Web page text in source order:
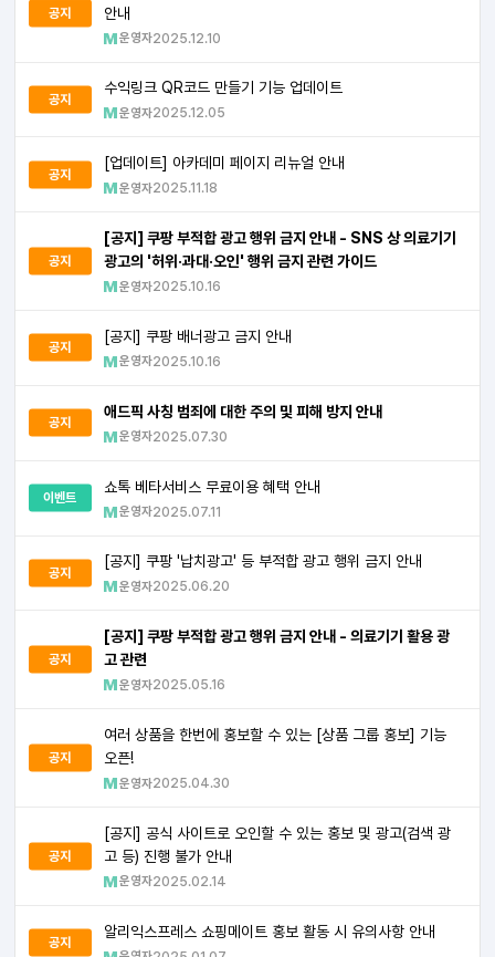
공지
안내
운영자2025.12.10
공지
수익링크 QR코드 만들기 기능 업데이트
운영자2025.12.05
공지
[업데이트] 아카데미 페이지 리뉴얼 안내
운영자2025.11.18
공지
[공지] 쿠팡 부적합 광고 행위 금지 안내 - SNS 상 의료기기
광고의 '허위·과대·오인' 행위 금지 관련 가이드
운영자2025.10.16
공지
[공지] 쿠팡 배너광고 금지 안내
운영자2025.10.16
공지
애드픽 사칭 범죄에 대한 주의 및 피해 방지 안내
운영자2025.07.30
이벤트
쇼톡 베타서비스 무료이용 혜택 안내
운영자2025.07.11
공지
[공지] 쿠팡 '납치광고' 등 부적합 광고 행위 금지 안내
운영자2025.06.20
공지
[공지] 쿠팡 부적합 광고 행위 금지 안내 - 의료기기 활용 광
고 관련
운영자2025.05.16
공지
여러 상품을 한번에 홍보할 수 있는 [상품 그룹 홍보] 기능
오픈!
운영자2025.04.30
공지
[공지] 공식 사이트로 오인할 수 있는 홍보 및 광고(검색 광
고 등) 진행 불가 안내
운영자2025.02.14
공지
알리익스프레스 쇼핑메이트 홍보 활동 시 유의사항 안내